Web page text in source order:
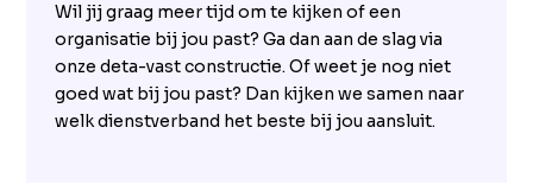
Wil jij graag meer tijd om te kijken of een
organisatie bij jou past? Ga dan aan de slag via
onze deta-vast constructie. Of weet je nog niet
goed wat bij jou past? Dan kijken we samen naar
welk dienstverband het beste bij jou aansluit.